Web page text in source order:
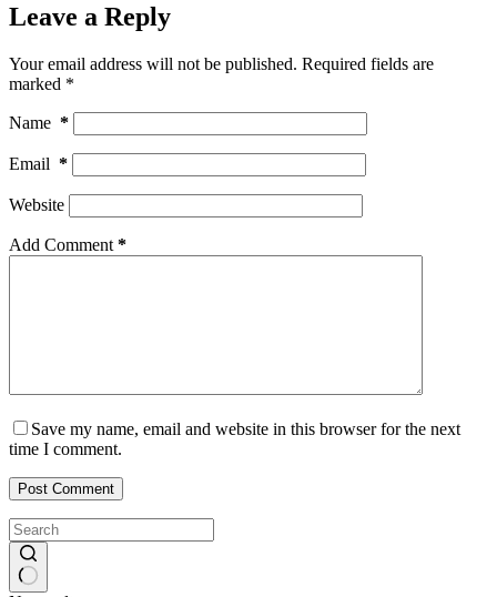
Leave a Reply
Your email address will not be published. Required fields are
marked *
Name *
Email *
Website
Add Comment *
Save my name, email and website in this browser for the next
time I comment.
Post Comment